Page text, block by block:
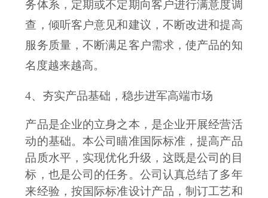
务体系，定期或不定期向客户进行满意度调
查，倾听客户意见和建议，不断改进和提高
服务质量，不断满足客户需求，使产品的知
名度越来越高。
4、夯实产品基础，稳步进军高端市场
产品是企业的立身之本，是企业开展经营活
动的基础。本公司瞄准国际标准，提高产品
品质水平，实现优化升级，这既是公司的目
标，也是公司的任务。公司认真总结了多年
来经验，按国际标准设计产品，制订工艺和